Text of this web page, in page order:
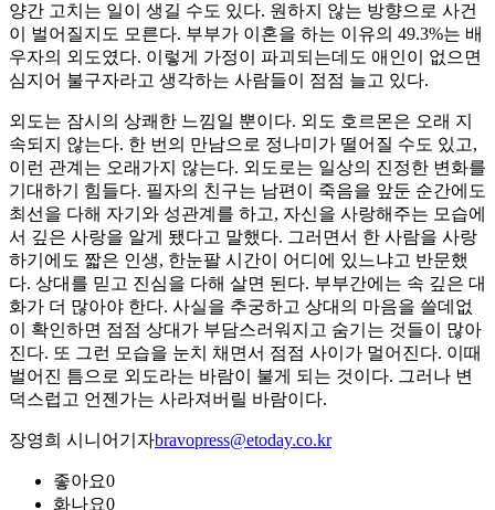
양간 고치는 일이 생길 수도 있다. 원하지 않는 방향으로 사건
이 벌어질지도 모른다. 부부가 이혼을 하는 이유의 49.3%는 배
우자의 외도였다. 이렇게 가정이 파괴되는데도 애인이 없으면
심지어 불구자라고 생각하는 사람들이 점점 늘고 있다.
외도는 잠시의 상쾌한 느낌일 뿐이다. 외도 호르몬은 오래 지
속되지 않는다. 한 번의 만남으로 정나미가 떨어질 수도 있고,
이런 관계는 오래가지 않는다. 외도로는 일상의 진정한 변화를
기대하기 힘들다. 필자의 친구는 남편이 죽음을 앞둔 순간에도
최선을 다해 자기와 성관계를 하고, 자신을 사랑해주는 모습에
서 깊은 사랑을 알게 됐다고 말했다. 그러면서 한 사람을 사랑
하기에도 짧은 인생, 한눈팔 시간이 어디에 있느냐고 반문했
다. 상대를 믿고 진심을 다해 살면 된다. 부부간에는 속 깊은 대
화가 더 많아야 한다. 사실을 추궁하고 상대의 마음을 쓸데없
이 확인하면 점점 상대가 부담스러워지고 숨기는 것들이 많아
진다. 또 그런 모습을 눈치 채면서 점점 사이가 멀어진다. 이때
벌어진 틈으로 외도라는 바람이 불게 되는 것이다. 그러나 변
덕스럽고 언젠가는 사라져버릴 바람이다.
장영희 시니어기자bravopress@etoday.co.kr
좋아요0
화나요0